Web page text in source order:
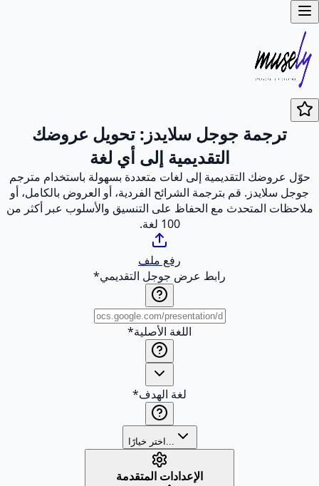
ترجمة جوجل سلايدز: تحويل عروضك
التقديمية إلى أي لغة
حوّل عروضك التقديمية إلى لغات متعددة بسهولة باستخدام مترجم
جوجل سلايدز. قم بترجمة الشرائح الفردية، أو العروض بالكامل، أو
ملاحظات المتحدث مع الحفاظ على التنسيق والأسلوب عبر أكثر من
100 لغة.
رفع ملف
رابط عرض جوجل التقديمي*
اللغة الأصلية*
لغة الهدف*
اختر خيارًا...
الإعدادات المتقدمة